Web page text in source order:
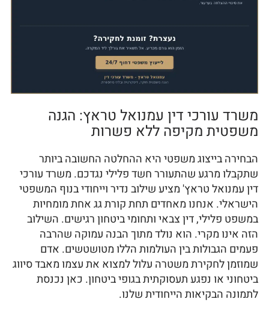
משרד עורכי דין עמנואל טראץ: הגנה
משפטית מקיפה ללא פשרות
הבחירה בייצוג משפטי היא ההחלטה החשובה ביותר
שתקבלו מרגע שהתעורר חשד פלילי נגדכם. משרד עורכי
דין עמנואל טראץ' מציע שילוב נדיר וייחודי בנוף המשפטי
הישראלי. אנחנו מאחדים תחת קורת גג אחת מומחיות
במשפט פלילי, דין צבאי ותחומי ביטחון רגישים. השילוב
הזה אינו מקרי. הוא נולד מתוך הבנה עמוקה שהרבה
פעמים הגבולות בין העולמות הללו מטושטשים. אדם
שמוזמן לחקירת משטרה עלול למצוא את עצמו מאבד סיווג
ביטחוני או נפגע תעסוקתית בגופי ביטחון. כאן נכנסת
לתמונה הבקיאות הייחודית שלנו.